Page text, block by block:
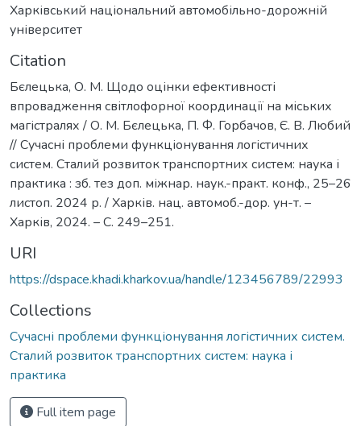
Харківський національний автомобільно-дорожній
університет
Citation
Бєлецька, О. М. Щодо оцінки ефективності
впровадження світлофорної координації на міських
магістралях / О. М. Бєлецька, П. Ф. Горбачов, Є. В. Любий
// Cучасні проблеми функціонування логістичних
систем. Сталий розвиток транспортних систем: наука і
практика : зб. тез доп. міжнар. наук.-практ. конф., 25–26
листоп. 2024 р. / Харків. нац. автомоб.-дор. ун-т. –
Харків, 2024. – С. 249–251.
URI
https://dspace.khadi.kharkov.ua/handle/123456789/22993
Collections
Сучасні проблеми функціонування логістичних систем.
Сталий розвиток транспортних систем: наука і
практика
Full item page